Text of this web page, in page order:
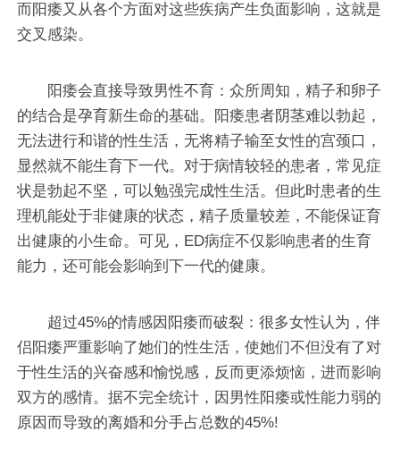
而阳痿又从各个方面对这些疾病产生负面影响，这就是
交叉感染。
阳痿会直接导致男性不育：众所周知，精子和卵子
的结合是孕育新生命的基础。阳痿患者阴茎难以勃起，
无法进行和谐的性生活，无将精子输至女性的宫颈口，
显然就不能生育下一代。对于病情较轻的患者，常见症
状是勃起不坚，可以勉强完成性生活。但此时患者的生
理机能处于非健康的状态，精子质量较差，不能保证育
出健康的小生命。可见，ED病症不仅影响患者的生育
能力，还可能会影响到下一代的健康。
超过45%的情感因阳痿而破裂：很多女性认为，伴
侣阳痿严重影响了她们的性生活，使她们不但没有了对
于性生活的兴奋感和愉悦感，反而更添烦恼，进而影响
双方的感情。据不完全统计，因男性阳痿或性能力弱的
原因而导致的离婚和分手占总数的45%!